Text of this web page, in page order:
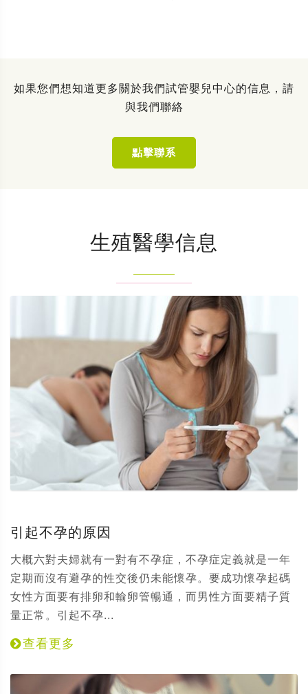
如果您們想知道更多關於我們試管嬰兒中心的信息，請
與我們聯絡
點擊聯系
生殖醫學信息
引起不孕的原因
大概六對夫婦就有一對有不孕症，不孕症定義就是一年
定期而沒有避孕的性交後仍未能懷孕。要成功懷孕起碼
女性方面要有排卵和輸卵管暢通，而男性方面要精子質
量正常。引起不孕...
查看更多